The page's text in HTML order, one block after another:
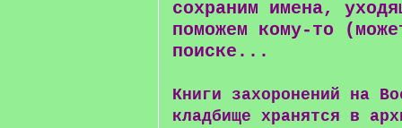
сохраним имена,
поможем кому-то
поиске...
Книги захоронений на
кладбище хранятся в